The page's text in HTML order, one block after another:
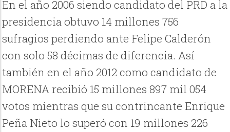
En el año 2006 siendo candidato del PRD a la
presidencia obtuvo 14 millones 756
sufragios perdiendo ante Felipe Calderón
con solo 58 décimas de diferencia. Así
también en el año 2012 como candidato de
MORENA recibió 15 millones 897 mil 054
votos mientras que su contrincante Enrique
Peña Nieto lo superó con 19 millones 226